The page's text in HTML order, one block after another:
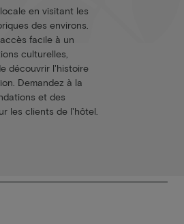
en visitant les
des environs.
facile à un
culturelles,
découvrir l'histoire
Demandez à la
et des
les clients de l'hôtel.